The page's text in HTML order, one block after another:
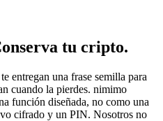
tu cripto.
entregan una frase semilla para
cuando la pierdes. nimimo
función diseñada, no como una
cifrado y un PIN. Nosotros no